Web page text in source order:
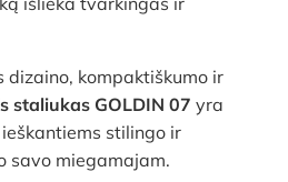
dizaino, kompaktiškumo ir
staliukas GOLDIN 07 yra
stilingo ir
savo miegamajam.